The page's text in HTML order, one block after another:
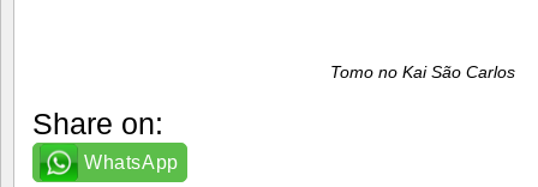
Tomo no Kai São Carlos
Share on:
WhatsApp